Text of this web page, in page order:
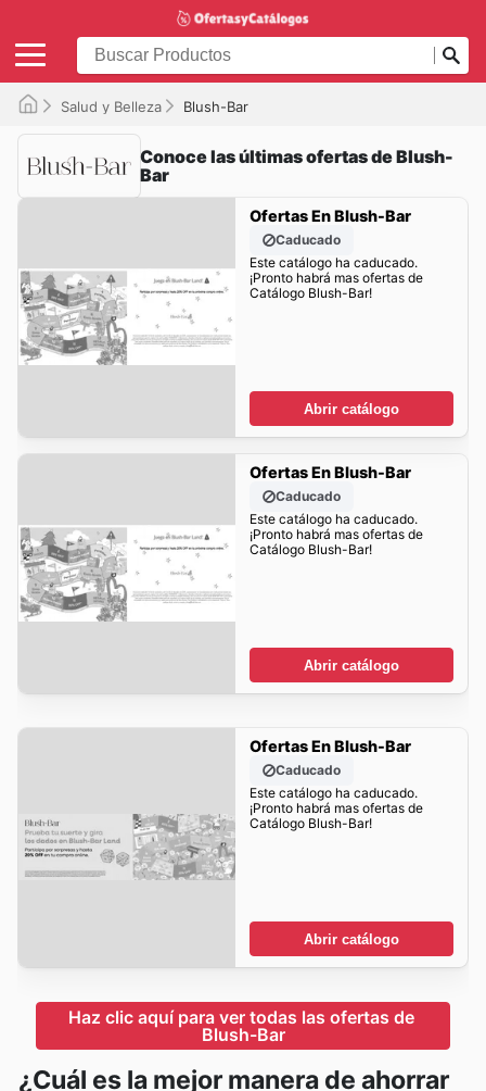
Salud y Belleza Blush-Bar
Conoce las últimas ofertas de Blush-
Bar
Ofertas En Blush-Bar
Caducado
Este catálogo ha caducado.
¡Pronto habrá mas ofertas de
Catálogo Blush-Bar!
Abrir catálogo
Ofertas En Blush-Bar
Caducado
Este catálogo ha caducado.
¡Pronto habrá mas ofertas de
Catálogo Blush-Bar!
Abrir catálogo
Ofertas En Blush-Bar
Caducado
Este catálogo ha caducado.
¡Pronto habrá mas ofertas de
Catálogo Blush-Bar!
Abrir catálogo
Haz clic aquí para ver todas las ofertas de
Blush-Bar
¿Cuál es la mejor manera de ahorrar